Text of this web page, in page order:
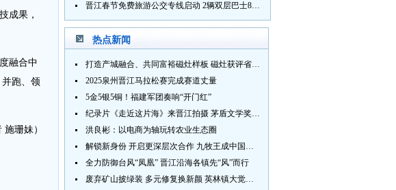
成果，
融合中
跑、领
珊妹）
晋江春节免费旅游公交专线启动 2辆双层巴士8辆铛铛车带你游
热点新闻
打造产城融合、共同富裕磁灶样板 磁灶获评省级乡村振兴示范乡镇
2025泉州晋江马拉松赛完成赛道丈量
5金5银5铜！福建军团奏响“开门红”
纪录片《走近这片海》来晋江拍摄 茅盾文学奖得主麦家探寻晋江“海海”人生
洪良彬：以电商为轴玩转农业生态圈
解锁新身份 开启更深层次合作 九牧王成中国奥委会官方赞助商
全力防御台风“凤凰” 晋江沿海各镇先“风”而行
废弃矿山披绿装 多元修复换新颜 英林镇大觉山片区废弃矿山生态修复项目通过验收